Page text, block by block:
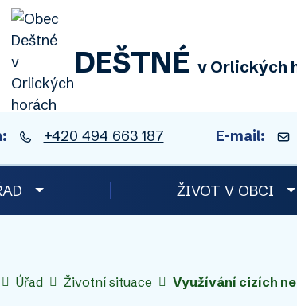
DEŠTNÉ v Orlických
+420 494 663 187 E-mail:
ŽIVOT V OBCI
Úvodní stránka
Úřad Životní situace Využívání cizích